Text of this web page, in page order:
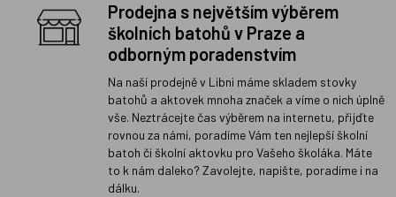
Prodejna s největším výběrem
školních batohů v Praze a
odborným poradenstvím
Na naší prodejně v Libni máme skladem stovky
batohů a aktovek mnoha značek a víme o nich úplně
vše. Neztrácejte čas výběrem na internetu, přijďte
rovnou za námi, poradíme Vám ten nejlepší školní
batoh či školní aktovku pro Vašeho školáka. Máte
to k nám daleko? Zavolejte, napište, poradíme i na
dálku.